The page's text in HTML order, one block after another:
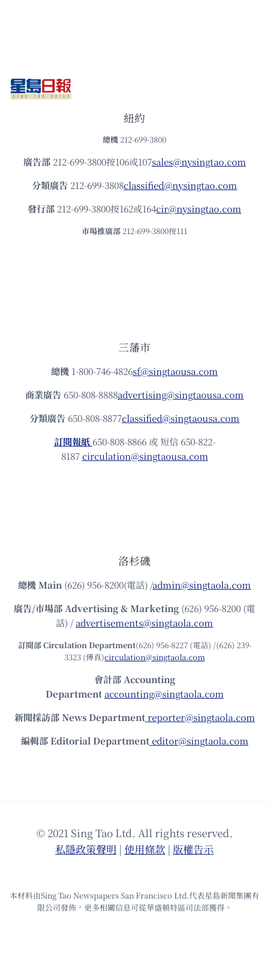
紐約
總機 212-699-3800
廣告部212-699-3800按106或107sales@nysingtao.com
分類廣告 212-699-3808classified@nysingtao.com
發⾏部 212-699-3800按162或164cir@nysingtao.com
市場推廣部 212-699-3800按111
三藩市
總機 1-800-746-4826sf@singtaousa.com
商業廣告 650-808-8888advertising@singtaousa.com
分類廣告 650-808-8877classified@singtaousa.com
訂閱報紙 650-808-8866 或 短信 650-822-
8187circulation@singtaousa.com
洛杉磯
總機Main (626) 956-8200(電話) /admin@singtaola.com
廣告/市場部Advertising & Marketing (626) 956-8200 (電
話) /advertisements@singtaola.com
訂閱部 Circulation Department(626) 956-8227 (電話) /(626) 239-
3323 (傳真)circulation@singtaola.com
會計部 Accounting
Department accounting@singtaola.com
新聞採訪部 News Department reporter@singtaola.com
編輯部 Editorial Department editor@singtaola.com
© 2021 Sing Tao Ltd. All rights reserved.
私隱政策聲明 | 使⽤條款 | 版權告⽰
本材料由Sing Tao Newspapers San Francisco Ltd.代表星島新聞集團有
限公司發佈，更多相關信息可從華盛頓特區司法部獲得。